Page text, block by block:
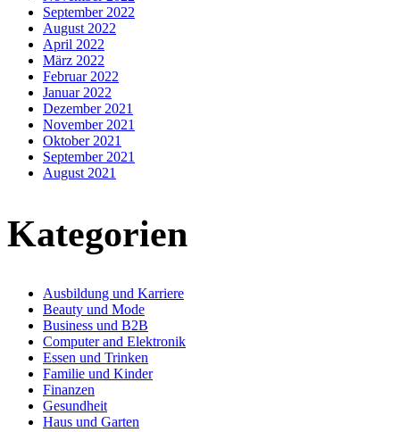
September 2022
August 2022
April 2022
März 2022
Februar 2022
Januar 2022
Dezember 2021
November 2021
Oktober 2021
September 2021
August 2021
Kategorien
Ausbildung und Karriere
Beauty und Mode
Business und B2B
Computer and Elektronik
Essen und Trinken
Familie und Kinder
Finanzen
Gesundheit
Haus und Garten